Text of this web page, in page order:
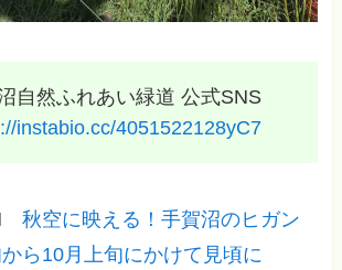
自然ふれあい緑道 公式SNS
instabio.cc/4051522128yC7
秋空に映える！手賀沼のヒガン
ら10月上旬にかけて見頃に